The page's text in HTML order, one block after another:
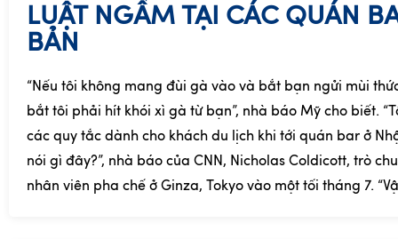
LUẬT NGẦM TẠI CÁC QUÁN
BẢN
“Nếu tôi không mang đùi gà vào và bắt bạn ngửi mùi
bắt tôi phải hít khói xì gà từ bạn”, nhà báo Mỹ cho biết.
các quy tắc dành cho khách du lịch khi tới quán bar ở
nói gì đây?”, nhà báo của CNN, Nicholas Coldicott, trò
nhân viên pha chế ở Ginza, Tokyo vào một tối tháng 7.